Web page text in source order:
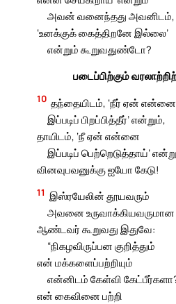
அவன் வனைந்தது அவனிடம்,
‘உனக்குக் கைத்திறனே இல்லை’
என்றும் கூறுவதுண்டோ?
படைப்பிற்கும்
10 தந்தையிடம், ‘நீர் ஏன் என்னை
இப்படிப் பிறப்பித்தீர்’ என்றும்,
தாயிடம், ‘நீ ஏன் என்னை
இப்படிப் பெற்றெடுத்தாய்’
வினவுபவனுக்கு ஐயோ கேடு!
11 இஸ்ரயேலின் தூயவரும்
அவனை உருவாக்கியவருமான
ஆண்டவர் கூறுவது இதுவே:
“நிகழவிருப்பன குறித்தும்
என் மக்களைப்பற்றியும்
என்னிடம் கேள்வி
என் கைவினை பற்றி